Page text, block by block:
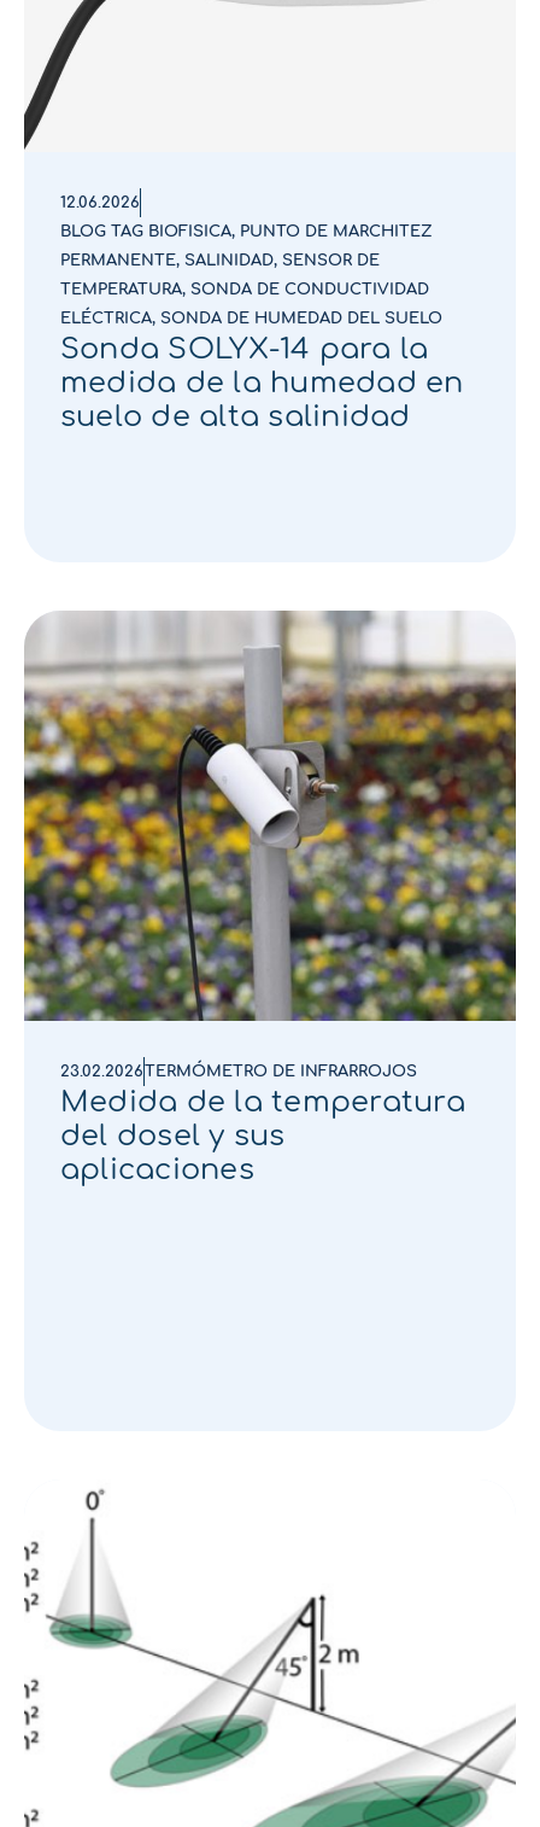
12.06.2026
BLOG TAG BIOFISICA, PUNTO DE MARCHITEZ
PERMANENTE, SALINIDAD, SENSOR DE
TEMPERATURA, SONDA DE CONDUCTIVIDAD
ELÉCTRICA, SONDA DE HUMEDAD DEL SUELO
Sonda SOLYX-14 para la
medida de la humedad en
suelo de alta salinidad
23.02.2026 TERMÓMETRO DE INFRARROJOS
Medida de la temperatura
del dosel y sus
aplicaciones